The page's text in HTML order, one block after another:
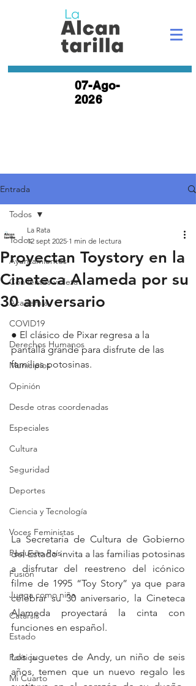
07-Ago-
2026
Entrada
Todos
Ayuntamientos
Con lentes violeta
Academia
COVID19
Derechos Humanos
Municipios
Opinión
Desde otras coordenadas
Especiales
Cultura
Seguridad
Deportes
Ciencia y Tecnología
Voces Feministas
Pequeño País
Fusión
Juega como niña
Catarsis
Estado
Política
Mi Cuarto
Todos
Proyectan Toystory en la
Cineteca Alameda por su
30 aniversario
La Rata
12 sept 2025 1 min de lectura
● El clásico de Pixar regresa a la
pantalla grande para disfrute de las
familias potosinas.
La Secretaría de Cultura de Gobierno
del Estado invita a las familias potosinas
a disfrutar del reestreno del icónico
filme de 1995 “Toy Story” ya que para
celebrar su 30 aniversario, la Cineteca
Alameda proyectará la cinta con
funciones en español.
Los juguetes de Andy, un niño de seis
años, temen que un nuevo regalo les